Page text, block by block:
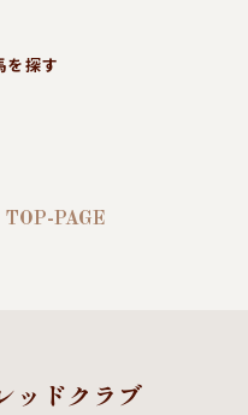
を探す
PAGE
ッドクラブ